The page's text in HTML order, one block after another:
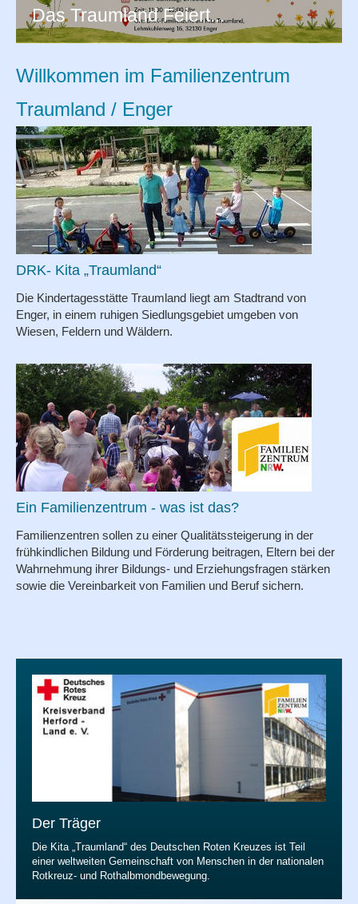
Angebote
Termine
Projekte
Orientierung
Förderverein
Partner
Fotoalbum
Das Traumland Feiert...
Willkommen im Familienzentrum
Traumland / Enger
DRK- Kita „Traumland“
Die Kindertagesstätte Traumland liegt am Stadtrand von
Enger, in einem ruhigen Siedlungsgebiet umgeben von
Wiesen, Feldern und Wäldern.
Ein Familienzentrum - was ist das?
Familienzentren sollen zu einer Qualitätssteigerung in der
frühkindlichen Bildung und Förderung beitragen, Eltern bei der
Wahrnehmung ihrer Bildungs- und Erziehungsfragen stärken
sowie die Vereinbarkeit von Familien und Beruf sichern.
Der Träger
Die Kita „Traumland“ des Deutschen Roten Kreuzes ist Teil
einer weltweiten Gemeinschaft von Menschen in der nationalen
Rotkreuz- und Rothalbmondbewegung.